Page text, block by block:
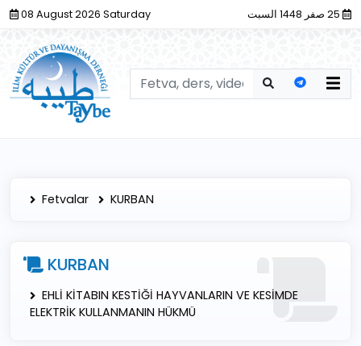
08 August 2026 Saturday
Fetvalar KURBAN
KURBAN
EHLİ KİTABIN KESTİĞİ HAYVANLARIN VE KESİMDE
ELEKTRİK KULLANMANIN HÜKMÜ